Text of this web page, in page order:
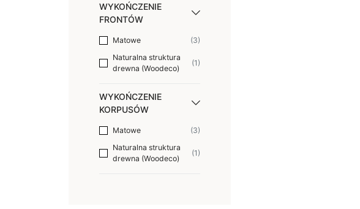
WYKOŃCZENIE
FRONTÓW
Matowe
3
Naturalna struktura
drewna (Woodeco)
1
WYKOŃCZENIE
KORPUSÓW
Matowe
3
Naturalna struktura
drewna (Woodeco)
1